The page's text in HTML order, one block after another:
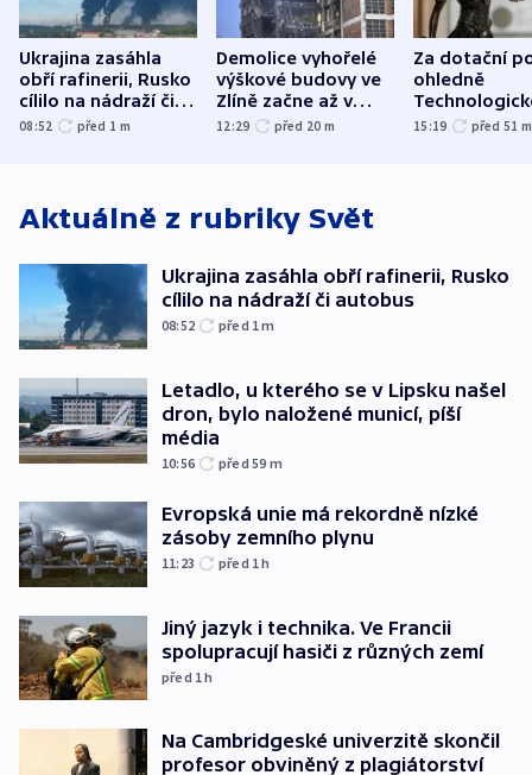
Ukrajina zasáhla
obří rafinerii, Rusko
cílilo na nádraží či
autobus
08:52 před 1 m
Demolice vyhořelé
výškové budovy ve
Zlíně začne až v
následujících dnech
12:29 před 20 m
Za dotační
ohledně
parku poslal
15:19 před 51 m
Aktuálně z rubriky Svět
Ukrajina zasáhla obří rafinerii, Rusko
cílilo na nádraží či autobus
08:52 před 1m
Letadlo, u kterého se v Lipsku našel
dron, bylo naložené municí, píší
média
10:56 před 59 m
Evropská unie má rekordně nízké
zásoby zemního plynu
11:23 před 1h
Jiný jazyk i technika. Ve Francii
spolupracují hasiči z různých zemí
před 1h
Na Cambridgeské univerzitě skončil
profesor obviněný z plagiátorství